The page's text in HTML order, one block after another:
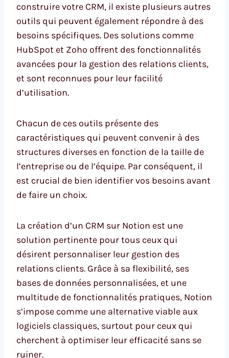
construire votre CRM, il existe plusieurs autres
outils qui peuvent également répondre à des
besoins spécifiques. Des solutions comme
HubSpot et Zoho offrent des fonctionnalités
avancées pour la gestion des relations clients,
et sont reconnues pour leur facilité
d’utilisation.
Chacun de ces outils présente des
caractéristiques qui peuvent convenir à des
structures diverses en fonction de la taille de
l’entreprise ou de l’équipe. Par conséquent, il
est crucial de bien identifier vos besoins avant
de faire un choix.
La création d’un CRM sur Notion est une
solution pertinente pour tous ceux qui
désirent personnaliser leur gestion des
relations clients. Grâce à sa flexibilité, ses
bases de données personnalisées, et une
multitude de fonctionnalités pratiques, Notion
s’impose comme une alternative viable aux
logiciels classiques, surtout pour ceux qui
cherchent à optimiser leur efficacité sans se
ruiner.